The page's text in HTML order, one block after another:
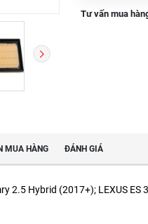
Tư vấn mua
MUA HÀNG ĐÁNH GIÁ
2.5 Hybrid (2017+); LEXUS